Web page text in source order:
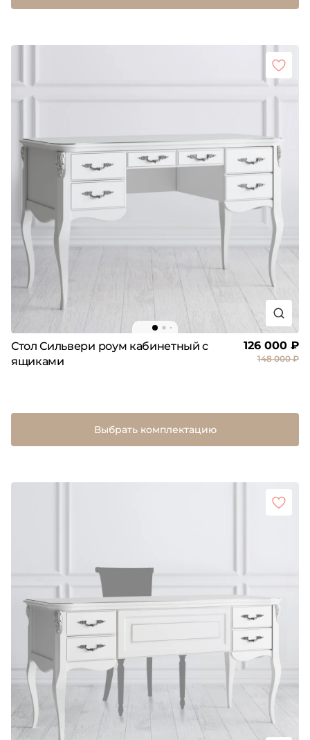
Стол Сильвери роум кабинетный с
ящиками
126 000 ₽
148 000 ₽
Выбрать комплектацию